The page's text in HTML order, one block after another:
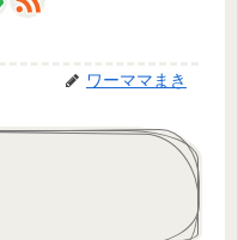
ワーママまき